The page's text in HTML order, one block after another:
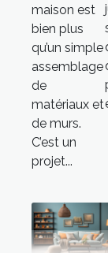
maison est
bien plus
qu’un simple
assemblage
de
matériaux et
de murs.
C’est un
projet...